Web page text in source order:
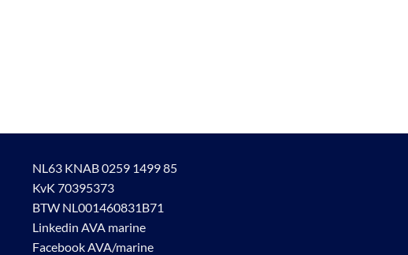
NL63 KNAB 0259 1499 85
KvK 70395373
BTW NL001460831B71
Linkedin AVA marine
Facebook AVA/marine